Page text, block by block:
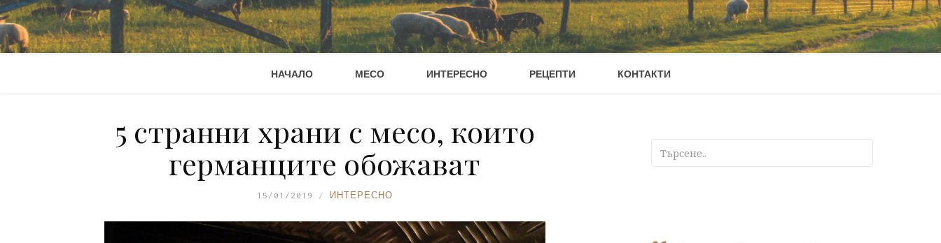
НАЧАЛО МЕСО ИНТЕРЕСНО РЕЦЕПТИ КОНТАКТИ
5 странни храни с месо, които
германците обожават
15/01/2019 ИНТЕРЕСНО